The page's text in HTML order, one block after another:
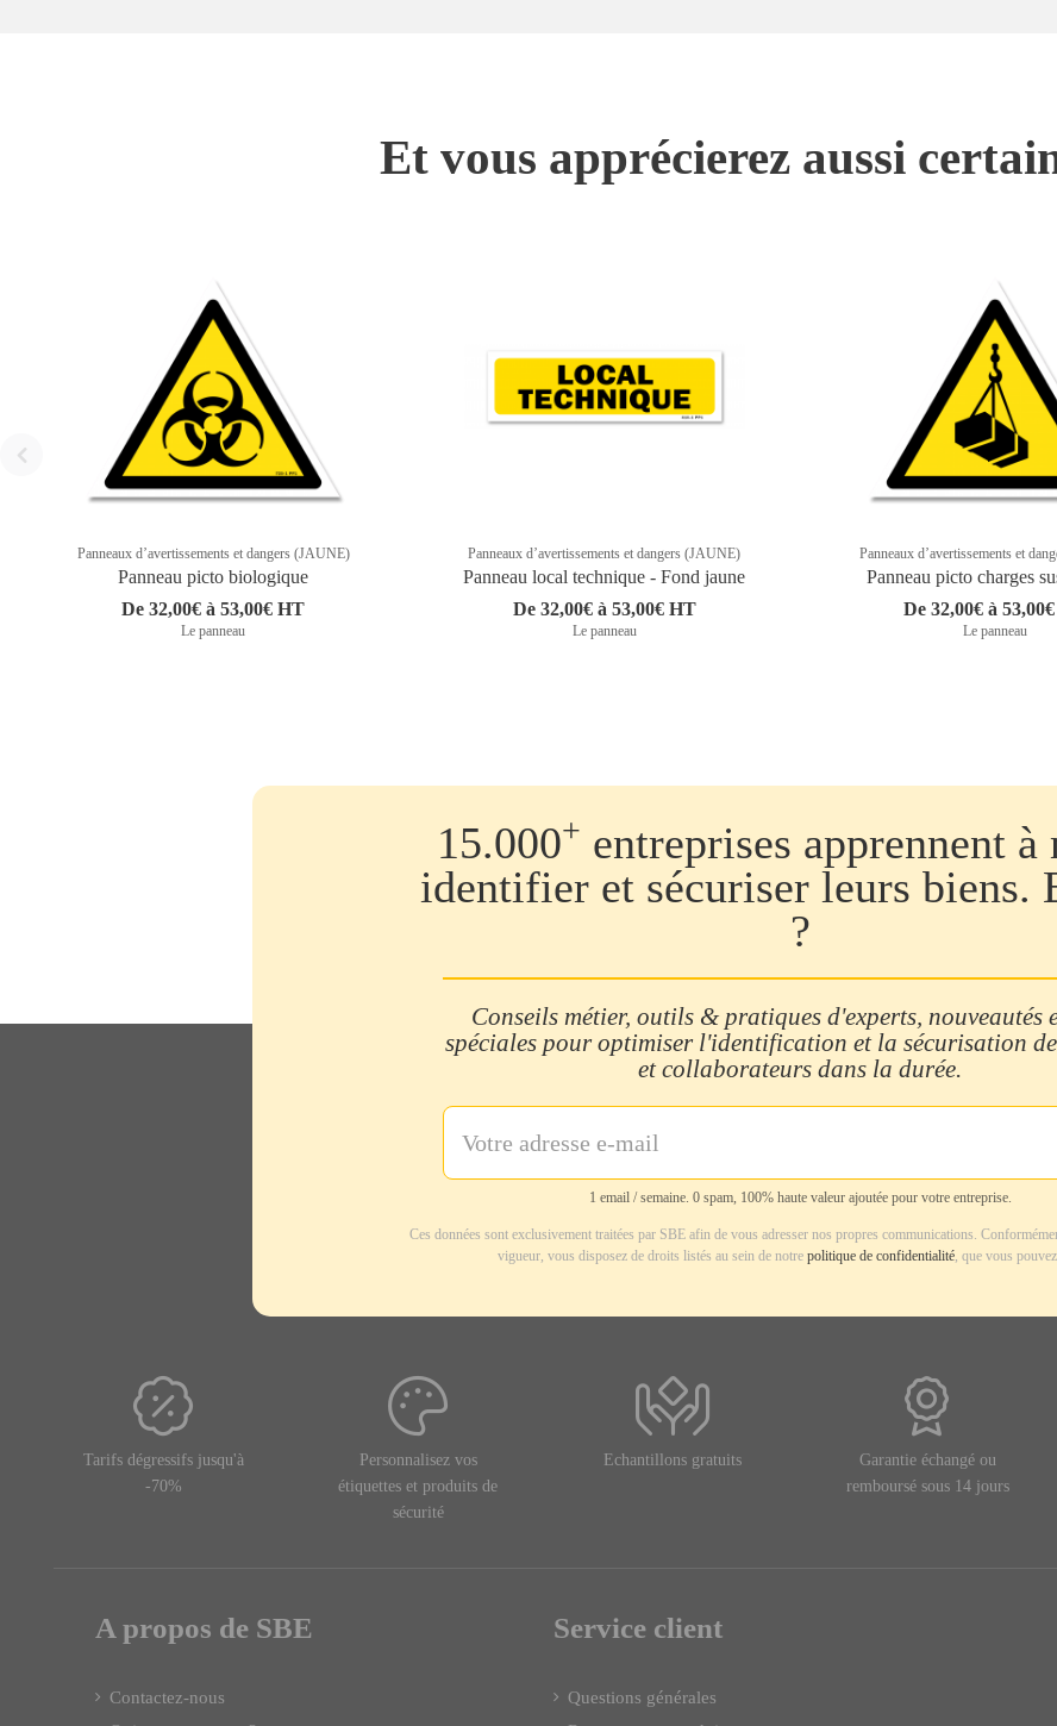
Et vous apprécierez aussi
Panneaux d’avertissements et dangers (JAUNE)
Panneau picto biologique
De 32,00€ à 53,00€ HT
Le panneau
Panneaux d’avertissements et dangers (JAUNE)
Panneau local technique - Fond jaune
De 32,00€ à 53,00€ HT
Le panneau
Panneaux d’avertissements et
Panneau picto charges
De 32,00€ à
Le panneau
15.000+ entreprises apprennent à
identifier et sécuriser leurs biens.
?
Conseils métier, outils & pratiques d'experts, nouveautés
spéciales pour optimiser l'identification et la sécurisation
et collaborateurs dans la durée.
1 email / semaine. 0 spam, 100% haute valeur ajoutée pour votre entreprise.
Ces données sont exclusivement traitées par SBE afin de vous adresser nos propres communications.
vigueur, vous disposez de droits listés au sein de notre politique de confidentialité, que vous pouvez
Tarifs dégressifs jusqu'à
-70%
Personnalisez vos
étiquettes et produits de
sécurité
Echantillons gratuits
Garantie échangé ou
remboursé sous 14 jours
A propos de SBE
Contactez-nous
Service client
Questions générales